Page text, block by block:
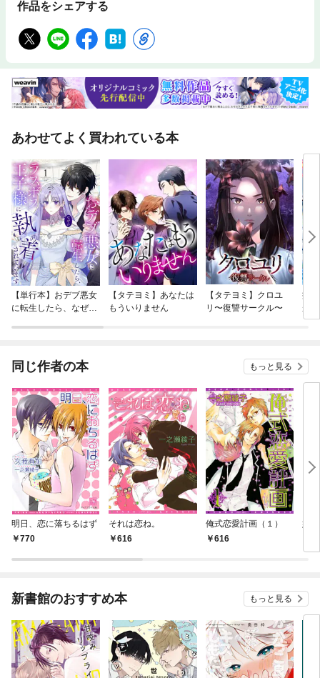
作品をシェアする
あわせてよく買われている本
【単行本】おデブ悪女
に転生したら、なぜか
【タテヨミ】あなたは
もういりません
【タテヨミ】クロユ
リ〜復讐サークル〜
病
が
ぎ
同じ作者の本 もっと見る
明日、恋に落ちるはず
770
それは恋ね。
616
俺式恋愛計画（１）
616
姫
新書館のおすすめ本 もっと見る